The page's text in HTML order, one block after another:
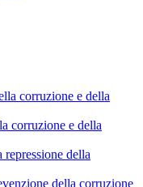
corruzione e della
corruzione e della
della
della corruzione